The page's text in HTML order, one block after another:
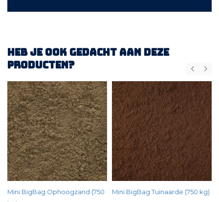
Heb je ook gedacht aan deze
producten?
Mini BigBag Ophoogzand (750
Mini BigBag Tuinaarde (750 kg)